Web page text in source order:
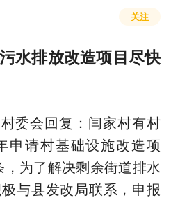
关注
水排放改造项目尽快
委会回复：闫家村有村
申请村基础设施改造项
为了解决剩余街道排水
与县发改局联系，申报